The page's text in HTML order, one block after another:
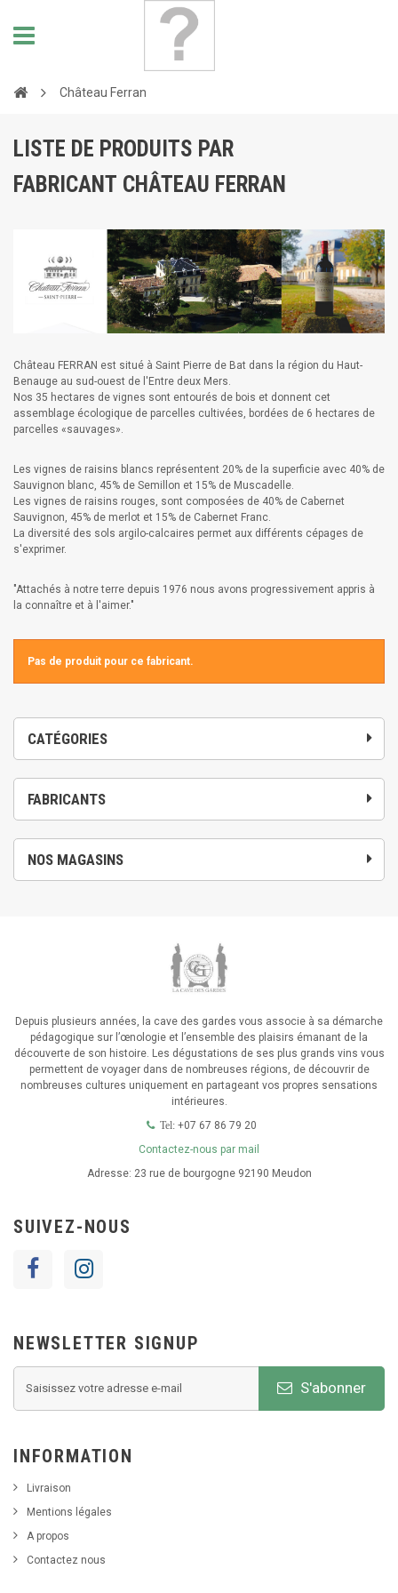
Château Ferran
CATÉGORIES
FABRICANTS
NOS MAGASINS
LISTE DE PRODUITS PAR
FABRICANT CHÂTEAU FERRAN
Château FERRAN est situé à Saint Pierre de Bat dans la région du Haut-
Benauge au sud-ouest de l'Entre deux Mers.
Nos 35 hectares de vignes sont entourés de bois et donnent cet
assemblage écologique de parcelles cultivées, bordées de 6 hectares de
parcelles «sauvages».
Les vignes de raisins blancs représentent 20% de la superficie avec 40% de
Sauvignon blanc, 45% de Semillon et 15% de Muscadelle.
Les vignes de raisins rouges, sont composées de 40% de Cabernet
Sauvignon, 45% de merlot et 15% de Cabernet Franc.
La diversité des sols argilo-calcaires permet aux différents cépages de
s'exprimer.
"Attachés à notre terre depuis 1976 nous avons progressivement appris à
la connaître et à l'aimer."
Pas de produit pour ce fabricant.
Depuis plusieurs années, la cave des gardes vous associe à sa démarche
pédagogique sur l’œnologie et l’ensemble des plaisirs émanant de la
découverte de son histoire. Les dégustations de ses plus grands vins vous
permettent de voyager dans de nombreuses régions, de découvrir de
nombreuses cultures uniquement en partageant vos propres sensations
intérieures.
Tel:+07 67 86 79 20
Contactez-nous par mail
Adresse: 23 rue de bourgogne 92190 Meudon
SUIVEZ-NOUS
NEWSLETTER SIGNUP
S'abonner
INFORMATION
Livraison
Mentions légales
A propos
Contactez nous